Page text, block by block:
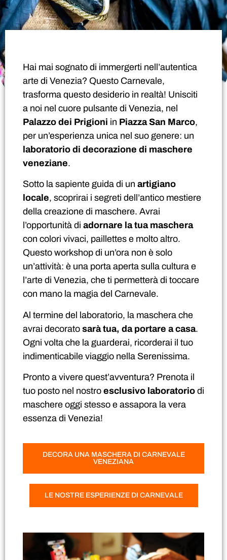
Hai mai sognato di immergerti nell’autentica
arte di Venezia? Questo Carnevale,
trasforma questo desiderio in realtà! Unisciti
a noi nel cuore pulsante di Venezia, nel
Palazzo dei Prigioni in Piazza San Marco,
per un’esperienza unica nel suo genere: un
laboratorio di decorazione di maschere
veneziane.
Sotto la sapiente guida di un artigiano
locale, scoprirai i segreti dell’antico mestiere
della creazione di maschere. Avrai
l’opportunità di adornare la tua maschera
con colori vivaci, paillettes e molto altro.
Questo workshop di un’ora non è solo
un’attività: è una porta aperta sulla cultura e
l’arte di Venezia, che ti permetterà di toccare
con mano la magia del Carnevale.
Al termine del laboratorio, la maschera che
avrai decorato sarà tua, da portare a casa.
Ogni volta che la guarderai, ricorderai il tuo
indimenticabile viaggio nella Serenissima.
Pronto a vivere quest’avventura? Prenota il
tuo posto nel nostro esclusivo laboratorio di
maschere oggi stesso e assapora la vera
essenza di Venezia!
DECORA UNA MASCHERA DI CARNEVALE
VENEZIANA
LE NOSTRE ESPERIENZE DI CARNEVALE